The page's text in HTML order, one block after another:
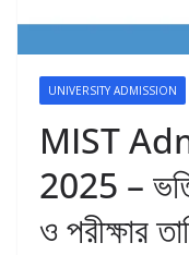
UNIVERSITY ADMISSION
MIST
2025 –
ও পরীক্ষার